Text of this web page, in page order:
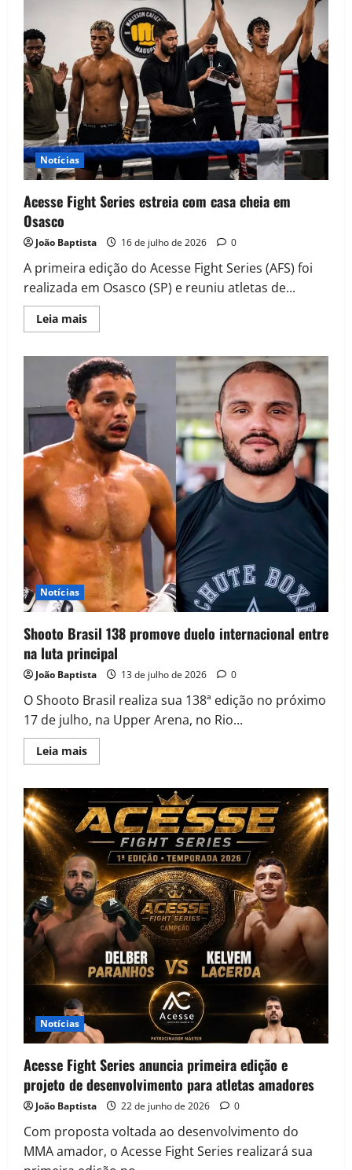
Notícias
Acesse Fight Series estreia com casa cheia em
Osasco
João Baptista 16 de julho de 2026 0
A primeira edição do Acesse Fight Series (AFS) foi
realizada em Osasco (SP) e reuniu atletas de...
Leia mais
Notícias
Shooto Brasil 138 promove duelo internacional entre
na luta principal
João Baptista 13 de julho de 2026 0
O Shooto Brasil realiza sua 138ª edição no próximo
17 de julho, na Upper Arena, no Rio...
Leia mais
Notícias
Acesse Fight Series anuncia primeira edição e
projeto de desenvolvimento para atletas amadores
João Baptista 22 de junho de 2026 0
Com proposta voltada ao desenvolvimento do
MMA amador, o Acesse Fight Series realizará sua